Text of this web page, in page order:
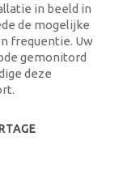
in beeld in
de mogelijke
frequentie. Uw
gemonitord
deze